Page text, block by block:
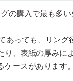
の購入で最も多い
あっても、リング
り、表紙の厚みに
ースがあります。